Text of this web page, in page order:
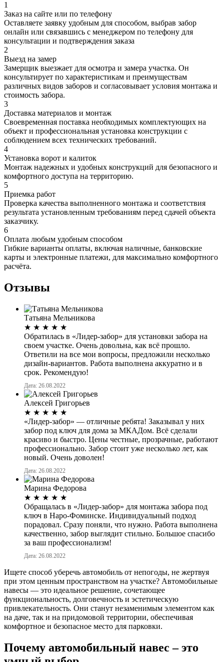
1
Заказ на сайте или по телефону
Оставляете заявку удобным для способом, выбрав забор
онлайн или связавшись с менеджером по телефону для
консультации и подтверждения заказа
2
Выезд на замер
Замерщик выезжает для осмотра и замера участка. Он
консультирует по характеристикам и преимуществам
различных видов заборов и согласовывает условия монтажа и
стоимость забора.
3
Доставка материалов и монтаж
Своевременная поставка необходимых комплектующих на
объект и профессиональная установка конструкции с
соблюдением всех технических требований.
4
Установка ворот и калиток
Монтаж надежных и удобных конструкций для безопасного и
комфортного доступа на территорию.
5
Приемка работ
Проверка качества выполненного монтажа и соответствия
результата установленным требованиям перед сдачей объекта
заказчику.
6
Оплата любым удобным способом
Гибкие варианты оплаты, включая наличные, банковские
карты и электронные платежи, для максимально комфортного
расчёта.
Отзывы
Татьяна Мельникова
★ ★ ★ ★ ★
Обратилась в «Лидер-забор» для установки забора на
своем участке. Очень довольна, как всё прошло.
Ответили на все мои вопросы, предложили несколько
дизайн-вариантов. Работа выполнена аккуратно и в
срок. Рекомендую!
Дата: 26.08.2022
Алексей Григорьев
★ ★ ★ ★ ★
«Лидер-забор» — отличные ребята! Заказывал у них
забор под ключ для дома за МКАДом. Всё сделали
красиво и быстро. Цены честные, прозрачные, работают
профессионально. Забор стоит уже несколько лет, как
новый. Очень доволен!
Дата: 26.08.2022
Марина Федорова
★ ★ ★ ★ ★
Обращалась в «Лидер-забор» для монтажа забора под
ключ в Наро-Фоминске. Индивидуальный подход
порадовал. Сразу поняли, что нужно. Работа выполнена
качественно, забор выглядит стильно. Большое спасибо
за ваш профессионализм!
Дата: 26.08.2022
Ищете способ уберечь автомобиль от непогоды, не жертвуя
при этом ценным пространством на участке? Автомобильные
навесы — это идеальное решение, сочетающее
функциональность, долговечность и эстетическую
привлекательность. Они станут незаменимым элементом как
на даче, так и на придомовой территории, обеспечивая
комфортное и безопасное место для парковки.
Почему автомобильный навес – это